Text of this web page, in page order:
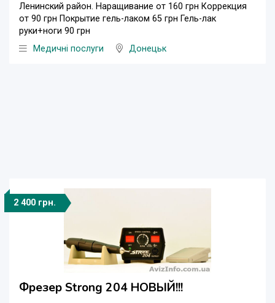
Ленинский район. Наращивание от 160 грн Коррекция
от 90 грн Покрытие гель-лаком 65 грн Гель-лак
руки+ноги 90 грн
Медичні послуги
Донецьк
2 400 грн.
Фрезер Strong 204 НОВЫЙ!!!